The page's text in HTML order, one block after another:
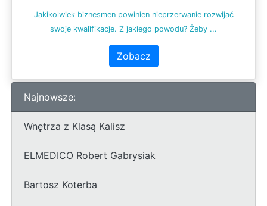
Jakikolwiek biznesmen powinien nieprzerwanie rozwijać
swoje kwalifikacje. Z jakiego powodu? Żeby ...
Zobacz
Najnowsze:
Wnętrza z Klasą Kalisz
ELMEDICO Robert Gabrysiak
Bartosz Koterba